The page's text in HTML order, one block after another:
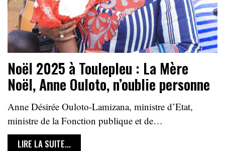
Noël 2025 à Toulepleu : La Mère
Noël, Anne Ouloto, n’oublie personne
Anne Désirée Ouloto-Lamizana, ministre d’Etat,
ministre de la Fonction publique et de…
LIRE LA SUITE...